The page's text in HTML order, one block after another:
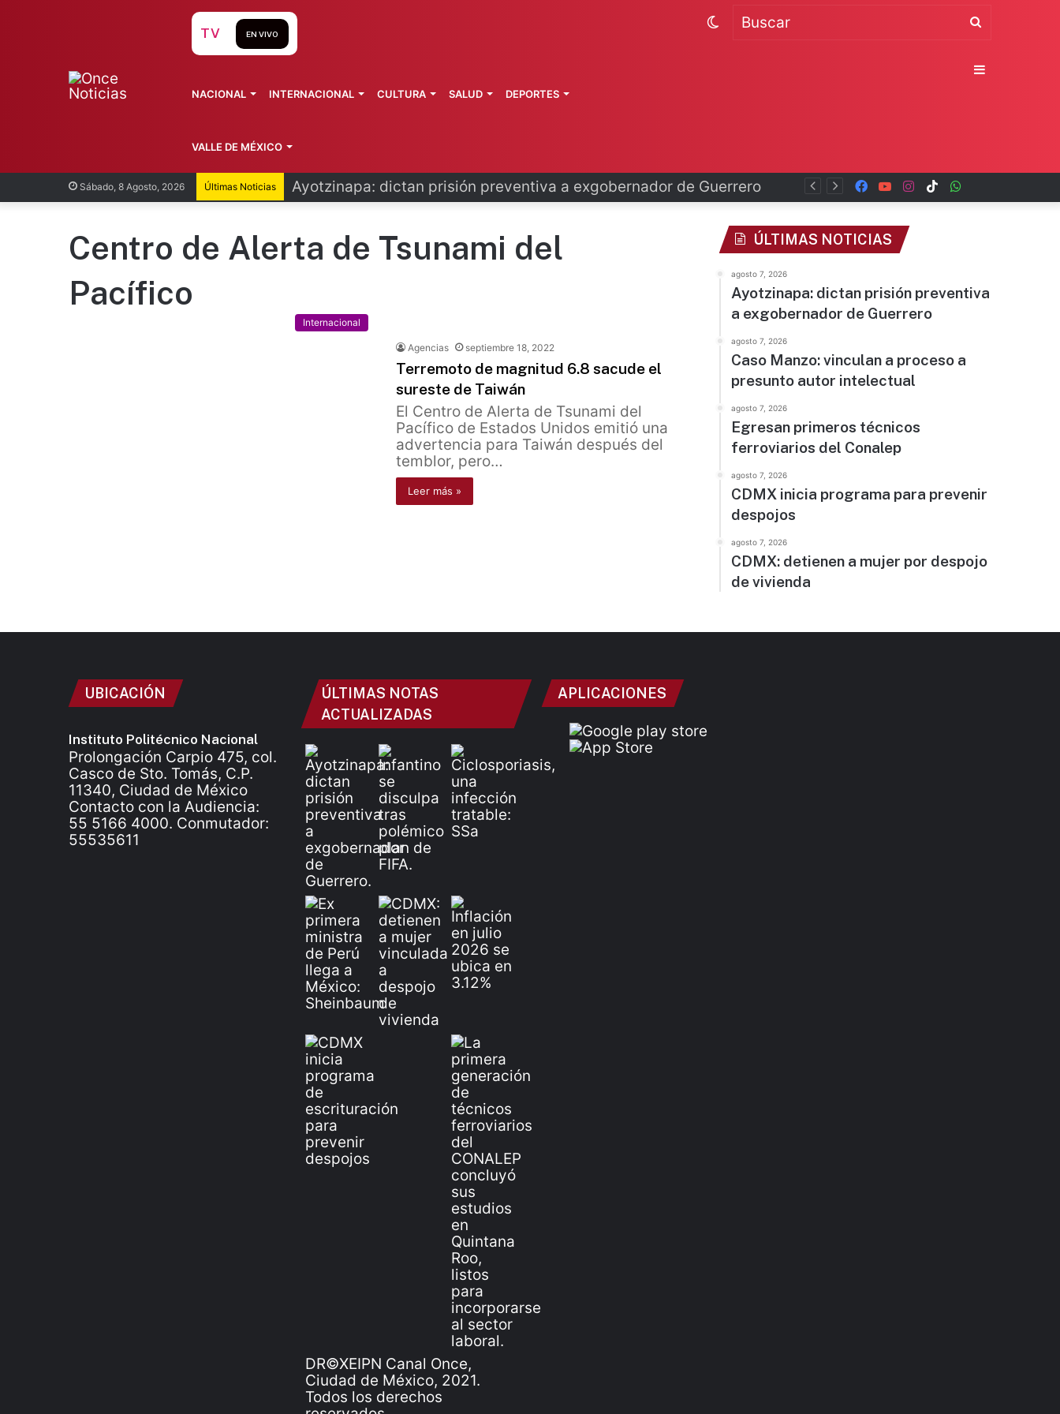
Sábado, 8 Agosto, 2026 Últimas Noticias Ayotzinapa: dictan prisión preventiva a exgobernador de Guerrero TikTok
Instagram
YouTube
Facebook
TV EN VIVO
NACIONAL INTERNACIONAL CULTURA SALUD DEPORTES
VALLE DE MÉXICO
Switch
Centro de Alerta de Tsunami del
Pacífico
Internacional
Agencias septiembre 18, 2022
Terremoto de magnitud 6.8 ​​sacude el
sureste de Taiwán
El Centro de Alerta de Tsunami del
Pacífico de Estados Unidos emitió una
advertencia para Taiwán después del
temblor, pero…
Leer más »
ÚLTIMAS NOTICIAS
agosto 7, 2026
Ayotzinapa: dictan prisión preventiva
a exgobernador de Guerrero
agosto 7, 2026
Caso Manzo: vinculan a proceso a
presunto autor intelectual
agosto 7, 2026
Egresan primeros técnicos
ferroviarios del Conalep
agosto 7, 2026
CDMX inicia programa para prevenir
despojos
agosto 7, 2026
CDMX: detienen a mujer por despojo
de vivienda
UBICACIÓN
Instituto Politécnico Nacional
Prolongación Carpio 475, col.
Casco de Sto. Tomás, C.P.
11340, Ciudad de México
Contacto con la Audiencia:
55 5166 4000. Conmutador:
55535611
ÚLTIMAS NOTAS
ACTUALIZADAS
DR©XEIPN Canal Once,
Ciudad de México, 2021.
Todos los derechos
APLICACIONES